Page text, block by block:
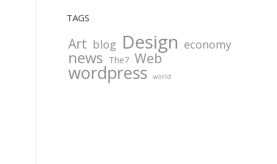
TAGS
Art blog Design economy
news The7 Web
wordpress world